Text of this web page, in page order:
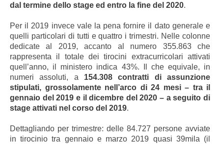
dal termine dello stage ed entro la fine del 2020.
Per il 2019 invece vale la pena fornire il dato generale e
quelli particolari di tutti e quattro i trimestri. Nelle colonne
dedicate al 2019, accanto al numero 355.863 che
rappresenta il totale dei tirocini extracurricolari attivati
quell’anno, il ministero indica 43%. Il che equivale, in
numeri assoluti, a 154.308 contratti di assunzione
stipulati, grossolamente nell’arco di 24 mesi – tra il
gennaio del 2019 e il dicembre del 2020 – a seguito di
stage attivati nel corso del 2019.
Dettagliando per trimestre: delle 84.727 persone avviate
in tirocinio tra gennaio e marzo 2019 quasi 39mila (il